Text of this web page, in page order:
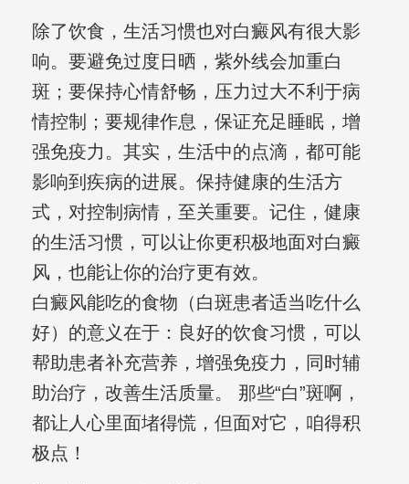
除了饮食，生活习惯也对白癜风有很大影
响。要避免过度日晒，紫外线会加重白
斑；要保持心情舒畅，压力过大不利于病
情控制；要规律作息，保证充足睡眠，增
强免疫力。其实，生活中的点滴，都可能
影响到疾病的进展。保持健康的生活方
式，对控制病情，至关重要。记住，健康
的生活习惯，可以让你更积极地面对白癜
风，也能让你的治疗更有效。
白癜风能吃的食物（白斑患者适当吃什么
好）的意义在于：良好的饮食习惯，可以
帮助患者补充营养，增强免疫力，同时辅
助治疗，改善生活质量。 那些“白”斑啊，
都让人心里面堵得慌，但面对它，咱得积
极点！